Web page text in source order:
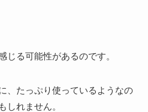
じる可能性があるのです。
、 たっぷり使っているようなの
しれません。